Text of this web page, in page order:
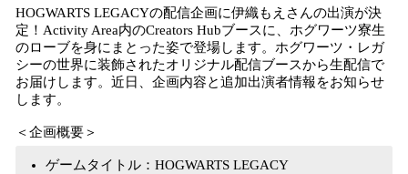
HOGWARTS LEGACYの配信企画に伊織もえさんの出演が決
定！Activity Area内のCreators Hubブースに、ホグワーツ寮生
のローブを身にまとった姿で登場します。ホグワーツ・レガ
シーの世界に装飾されたオリジナル配信ブースから生配信で
お届けします。近日、企画内容と追加出演者情報をお知らせ
します。
＜企画概要＞
ゲームタイトル：HOGWARTS LEGACY